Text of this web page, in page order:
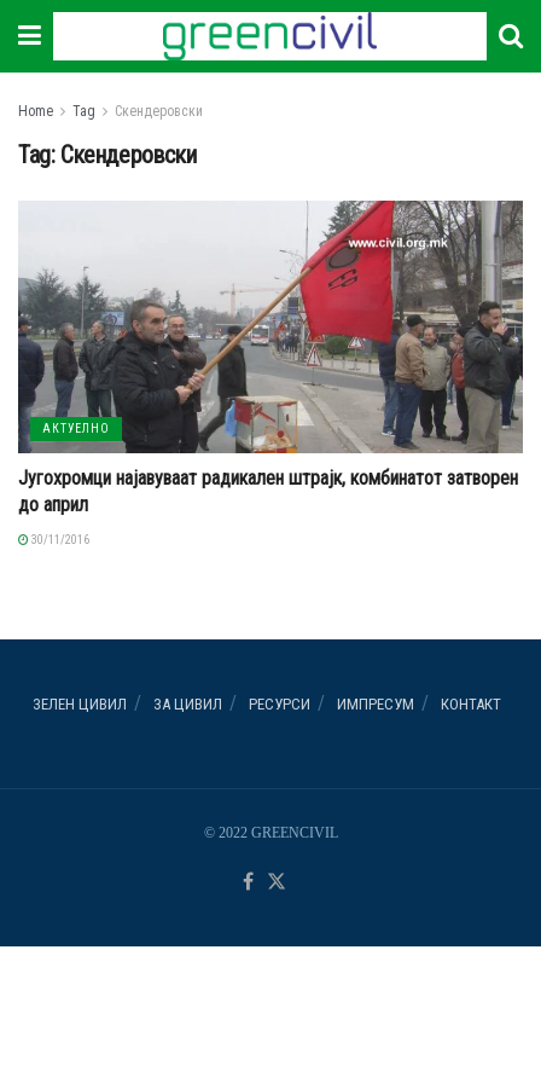
Home Tag Скендеровски
Tag: Скендеровски
АКТУЕЛНО
Југохромци најавуваат радикален штрајк, комбинатот затворен
до април
30/11/2016
ЗЕЛЕН ЦИВИЛ ЗА ЦИВИЛ РЕСУРСИ ИМПРЕСУМ КОНТАКТ
© 2022 GREENCIVIL